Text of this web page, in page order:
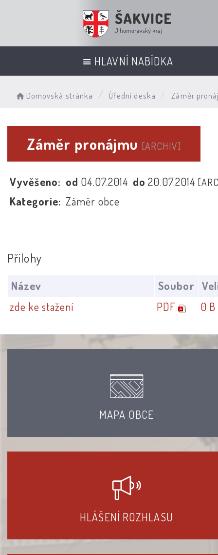
HLAVNÍ NABÍDKA
Domovská stránka Úřední deska Záměr
Záměr pronájmu [ARCHIV]
Vyvěšeno: od 04.07.2014 do20.07.2014
Kategorie: Záměr obce
Přílohy
Název Soubor
zde ke stažení
PDF 0 B
MAPA OBCE
HLÁŠENÍ ROZHLASU